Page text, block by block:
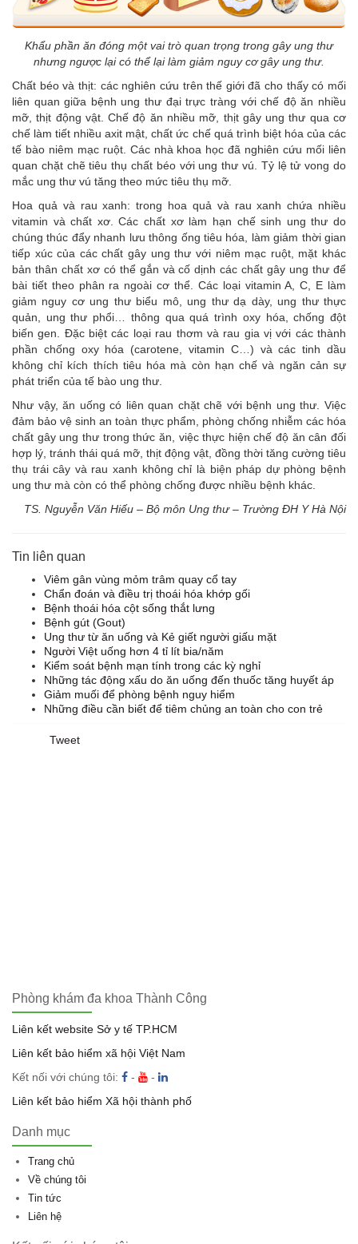
Khẩu phần ăn đóng một vai trò quan trọng trong gây ung thư
nhưng ngược lại có thể lại làm giảm nguy cơ gây ung thư.
Chất béo và thịt: các nghiên cứu trên thế giới đã cho thấy có mối
liên quan giữa bệnh ung thư đại trực tràng với chế độ ăn nhiều
mỡ, thịt động vật. Chế độ ăn nhiều mỡ, thịt gây ung thư qua cơ
chế làm tiết nhiều axit mật, chất ức chế quá trình biệt hóa của các
tế bào niêm mạc ruột. Các nhà khoa học đã nghiên cứu mối liên
quan chặt chẽ tiêu thụ chất béo với ung thư vú. Tỷ lệ tử vong do
mắc ung thư vú tăng theo mức tiêu thụ mỡ.
Hoa quả và rau xanh: trong hoa quả và rau xanh chứa nhiều
vitamin và chất xơ. Các chất xơ làm hạn chế sinh ung thư do
chúng thúc đẩy nhanh lưu thông ống tiêu hóa, làm giảm thời gian
tiếp xúc của các chất gây ung thư với niêm mạc ruột, mặt khác
bản thân chất xơ có thể gắn và cố dịnh các chất gây ung thư để
bài tiết theo phân ra ngoài cơ thể. Các loại vitamin A, C, E làm
giảm nguy cơ ung thư biểu mô, ung thư dạ dày, ung thư thực
quản, ung thư phổi… thông qua quá trình oxy hóa, chống đột
biến gen. Đặc biệt các loại rau thơm và rau gia vị với các thành
phần chống oxy hóa (carotene, vitamin C…) và các tinh dầu
không chỉ kích thích tiêu hóa mà còn hạn chế và ngăn cản sự
phát triển của tế bào ung thư.
Như vậy, ăn uống có liên quan chặt chẽ với bệnh ung thư. Việc
đảm bảo vệ sinh an toàn thực phẩm, phòng chống nhiễm các hóa
chất gây ung thư trong thức ăn, việc thực hiện chế độ ăn cân đối
hợp lý, tránh thái quá mỡ, thịt động vật, đồng thời tăng cường tiêu
thụ trái cây và rau xanh không chỉ là biện pháp dự phòng bệnh
ung thư mà còn có thể phòng chống được nhiều bệnh khác.
TS. Nguyễn Văn Hiếu – Bộ môn Ung thư – Trường ĐH Y Hà Nội
Tin liên quan
Viêm gân vùng mỏm trâm quay cổ tay
Chẩn đoán và điều trị thoái hóa khớp gối
Bệnh thoái hóa cột sống thắt lưng
Bệnh gút (Gout)
Ung thư từ ăn uống và Kẻ giết người giấu mặt
Người Việt uống hơn 4 tỉ lít bia/năm
Kiểm soát bệnh mạn tính trong các kỳ nghỉ
Những tác động xấu do ăn uống đến thuốc tăng huyết áp
Giảm muối để phòng bệnh nguy hiểm
Những điều cần biết để tiêm chủng an toàn cho con trẻ
Tweet
Phòng khám đa khoa Thành Công
Liên kết website Sở y tế TP.HCM
Liên kết bảo hiểm xã hội Việt Nam
Kết nối với chúng tôi:
-
-
Liên kết bảo hiểm Xã hội thành phố
Danh mục
Trang chủ
Về chúng tôi
Tin tức
Liên hệ